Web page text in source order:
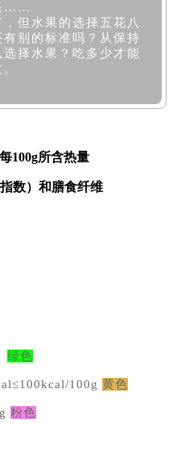
……
但水果的选择五花八
别的标准吗？从保持
择水果？吃多少才能
每100g所含热量
数）和膳食纤维
绿色
100g 黄色
粉色